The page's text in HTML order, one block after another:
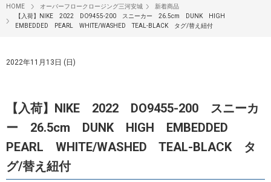
HOME オーバーフロークロージング三河安城
新着商品
【入荷】NIKE 2022 DO9455-200 スニーカー 26.5cm DUNK HIGH
EMBEDDED PEARL WHITE/WASHED TEAL-BLACK タグ/替え紐付
2022年11月13日 (日)
【入荷】NIKE 2022 DO9455-200 スニーカ
ー 26.5cm DUNK HIGH EMBEDDED
PEARL WHITE/WASHED TEAL-BLACK タ
グ/替え紐付